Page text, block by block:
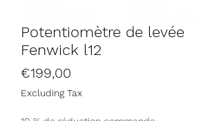
Potentiomètre de levée
Fenwick l12
€199,00
Excluding Tax